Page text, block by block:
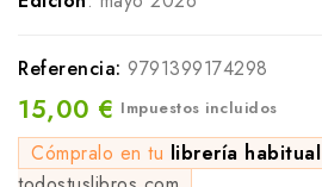
Referencia: 9791399174298
15,00 € Impuestos incluidos
Cómpralo en tu librería habitual